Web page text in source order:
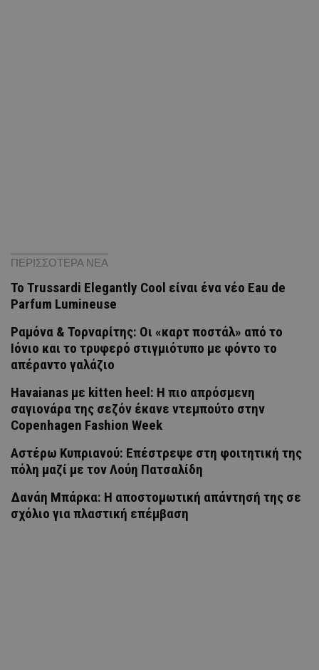
ΠΕΡΙΣΣΟΤΕΡΑ ΝΕΑ
Το Trussardi Elegantly Cool είναι ένα νέο Eau de
Parfum Lumineuse
Ραμόνα & Τορναρίτης: Οι «καρτ ποστάλ» από το
Ιόνιο και το τρυφερό στιγμιότυπο με φόντο το
απέραντο γαλάζιο
Havaianas με kitten heel: Η πιο απρόσμενη
σαγιονάρα της σεζόν έκανε ντεμπούτο στην
Copenhagen Fashion Week
Αστέρω Κυπριανού: Επέστρεψε στη φοιτητική της
πόλη μαζί με τον Λούη Πατσαλίδη
Δανάη Μπάρκα: Η αποστομωτική απάντησή της σε
σχόλιο για πλαστική επέμβαση